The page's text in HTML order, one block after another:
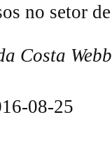
no setor
Costa
08-25